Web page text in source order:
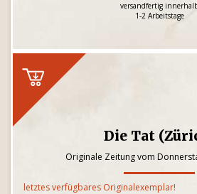
versandfertig
1-2 Arbeitstage
Die Tat
Originale Zeitung vom
letztes verfügbares Originalexemplar!